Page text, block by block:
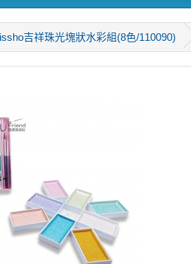
吉祥珠光塊狀水彩組(8色/110090)